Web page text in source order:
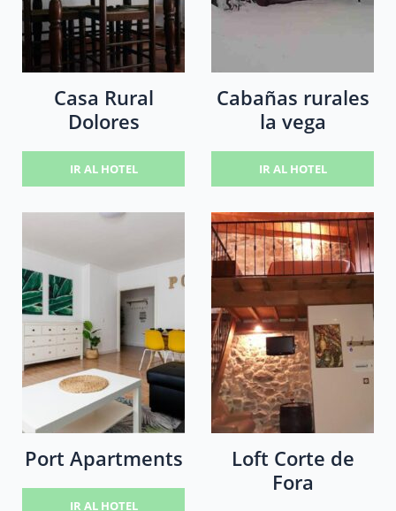
Casa Rural
Dolores
IR AL HOTEL
Cabañas rurales
la vega
IR AL HOTEL
Port Apartments
IR AL HOTEL
Loft Corte de
Fora